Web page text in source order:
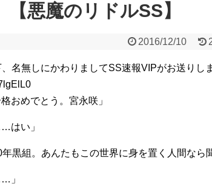
【悪魔のリドルSS】
2016/12/10
、名無しにかわりましてSS速報VIPがお送りし
おめでとう。宮永咲」
はい」
年黒組。あんたもこの世界に身を置く人間なら
」